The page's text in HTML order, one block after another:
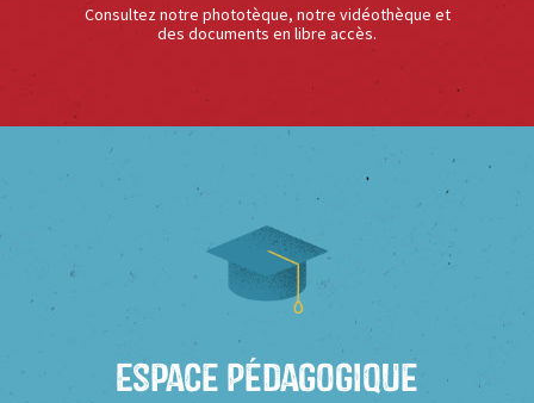
Consultez notre phototèque, notre vidéothèque et
des documents en libre accès.
Espace Pédagogique